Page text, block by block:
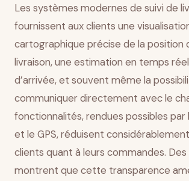
Les systèmes modernes de suivi de
fournissent aux clients une
cartographique précise de la position
livraison, une estimation en temps
d’arrivée, et souvent même la
communiquer directement avec le
fonctionnalités, rendues possibles
et le GPS, réduisent
clients quant à leurs commandes.
montrent que cette transparence